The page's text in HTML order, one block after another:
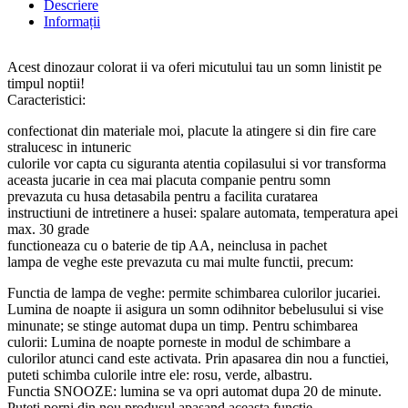
Descriere
Informații
Acest dinozaur colorat ii va oferi micutului tau un somn linistit pe
timpul noptii!
Caracteristici:
confectionat din materiale moi, placute la atingere si din fire care
stralucesc in intuneric
culorile vor capta cu siguranta atentia copilasului si vor transforma
aceasta jucarie in cea mai placuta companie pentru somn
prevazuta cu husa detasabila pentru a facilita curatarea
instructiuni de intretinere a husei: spalare automata, temperatura apei
max. 30 grade
functioneaza cu o baterie de tip AA, neinclusa in pachet
lampa de veghe este prevazuta cu mai multe functii, precum:
Functia de lampa de veghe: permite schimbarea culorilor jucariei.
Lumina de noapte ii asigura un somn odihnitor bebelusului si vise
minunate; se stinge automat dupa un timp. Pentru schimbarea
culorii: Lumina de noapte porneste in modul de schimbare a
culorilor atunci cand este activata. Prin apasarea din nou a functiei,
puteti schimba culorile intre ele: rosu, verde, albastru.
Functia SNOOZE: lumina se va opri automat dupa 20 de minute.